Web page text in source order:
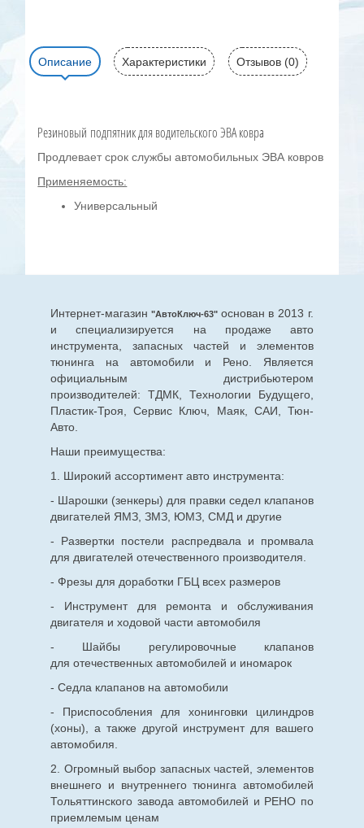
Описание Характеристики Отзывов (0)
Резиновый подпятник для водительского ЭВА ковра
Продлевает срок службы автомобильных ЭВА ковров
Применяемость:
Универсальный
Интернет-магазин "АвтоКлюч-63" основан в 2013 г.
и специализируется на продаже авто
инструмента, запасных частей и элементов
тюнинга на автомобили и Рено. Является
официальным дистрибьютером
производителей: ТДМК, Технологии Будущего,
Пластик-Троя, Сервис Ключ, Маяк, САИ, Тюн-
Авто.
Наши преимущества:
1. Широкий ассортимент авто инструмента:
- Шарошки (зенкеры) для правки седел клапанов
двигателей ЯМЗ, ЗМЗ, ЮМЗ, СМД и другие
- Развертки постели распредвала и промвала
для двигателей отечественного производителя.
- Фрезы для доработки ГБЦ всех размеров
- Инструмент для ремонта и обслуживания
двигателя и ходовой части автомобиля
- Шайбы регулировочные клапанов
для отечественныхавтомобилей и иномарок
- Седла клапанов на автомобили
- Приспособления для хонинговки цилиндров
(хоны), а также другой инструмент для вашего
автомобиля.
2. Огромный выбор запасных частей, элементов
внешнего и внутреннего тюнинга автомобилей
Тольяттинского завода автомобилей и РЕНО по
приемлемым ценам